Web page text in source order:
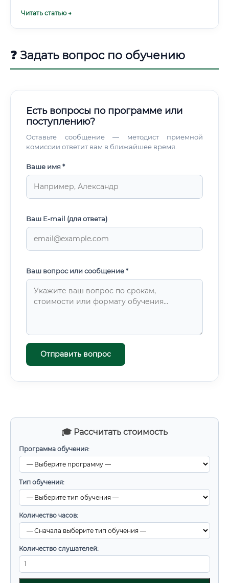
🎓 Рассчитать стоимость
Программа обучения:
Тип обучения:
Количество часов:
Количество слушателей:
Читать статью →
❓ Задать вопрос по обучению
Есть вопросы по программе или
поступлению?
Оставьте сообщение — методист приемной
комиссии ответит вам в ближайшее время.
Ваше имя *
Ваш E-mail (для ответа)
Ваш вопрос или сообщение *
Отправить вопрос